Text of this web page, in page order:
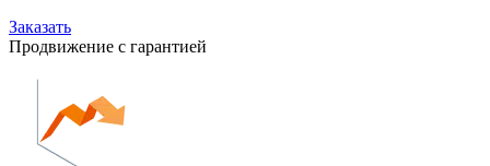
Заказать
Продвижение с гарантией